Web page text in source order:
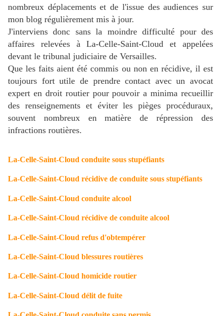
nombreux déplacements et de l'issue des audiences sur
mon blog régulièrement mis à jour.
J'interviens donc sans la moindre difficulté pour des
affaires relevées àLa-Celle-Saint-Cloudet appelées
devant le tribunal judiciaire de Versailles.
Que les faits aient été commis ou non en récidive, il est
toujours fort utile de prendre contact avec un avocat
expert en droit routier pour pouvoir a minima recueillir
des renseignements et éviter les pièges procéduraux,
souvent nombreux en matière de répression des
infractions routières.
La-Celle-Saint-Cloud conduite sous stupéfiants
La-Celle-Saint-Cloud récidive de conduite sous stupéfiants
La-Celle-Saint-Cloud conduite alcool
La-Celle-Saint-Cloud récidive de conduite alcool
La-Celle-Saint-Cloud refus d'obtempérer
La-Celle-Saint-Cloud blessures routières
La-Celle-Saint-Cloud homicide routier
La-Celle-Saint-Cloud délit de fuite